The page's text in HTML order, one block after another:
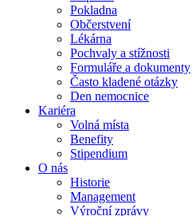
Pokladna
Občerstvení
Lékárna
Pochvaly a stížnosti
Formuláře a dokumenty
Často kladené otázky
Den nemocnice
Kariéra
Volná místa
Benefity
Stipendium
O nás
Historie
Management
Výroční zprávy